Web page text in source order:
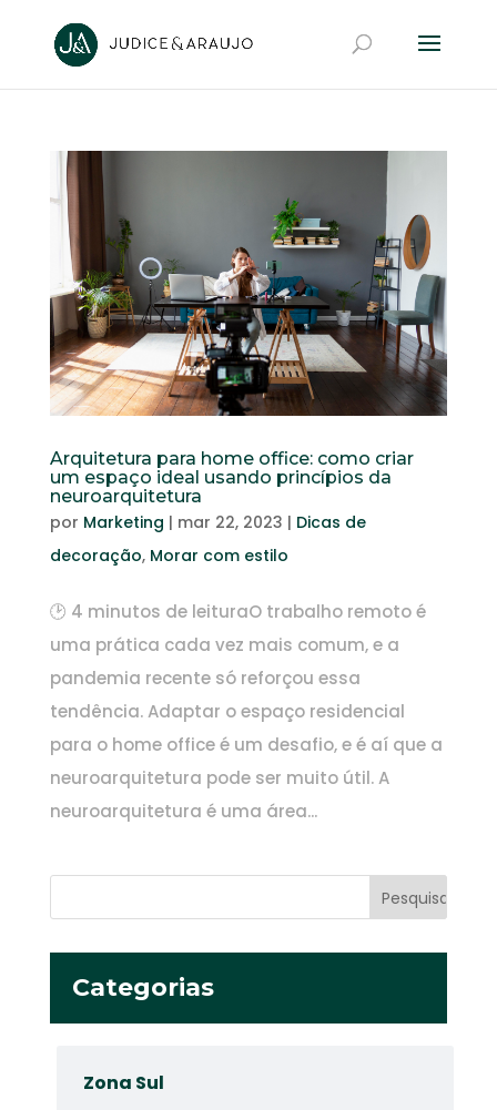
Arquitetura para home office: como criar
um espaço ideal usando princípios da
neuroarquitetura
por Marketing | mar 22, 2023 | Dicas de
decoração, Morar com estilo
🕑 4 minutos de leituraO trabalho remoto é
uma prática cada vez mais comum, e a
pandemia recente só reforçou essa
tendência. Adaptar o espaço residencial
para o home office é um desafio, e é aí que a
neuroarquitetura pode ser muito útil. A
neuroarquitetura é uma área...
Categorias
Zona Sul